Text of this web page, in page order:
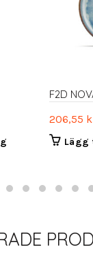
F2D
206,55
Lägg